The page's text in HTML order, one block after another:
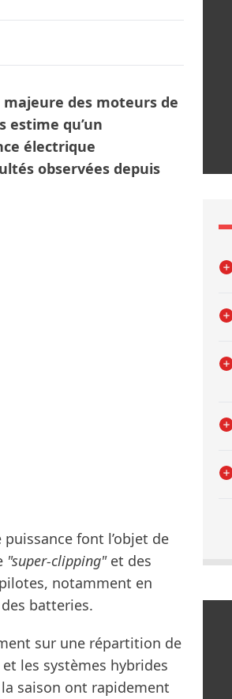
des moteurs de
estime qu’un
électrique
observées depuis
font l’objet de
"super-clipping"et des
notamment en
batteries.
sur une répartition de
les systèmes hybrides
saison ont rapidement